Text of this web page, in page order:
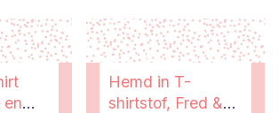
Hemd in T-
shirtstof, Fred &